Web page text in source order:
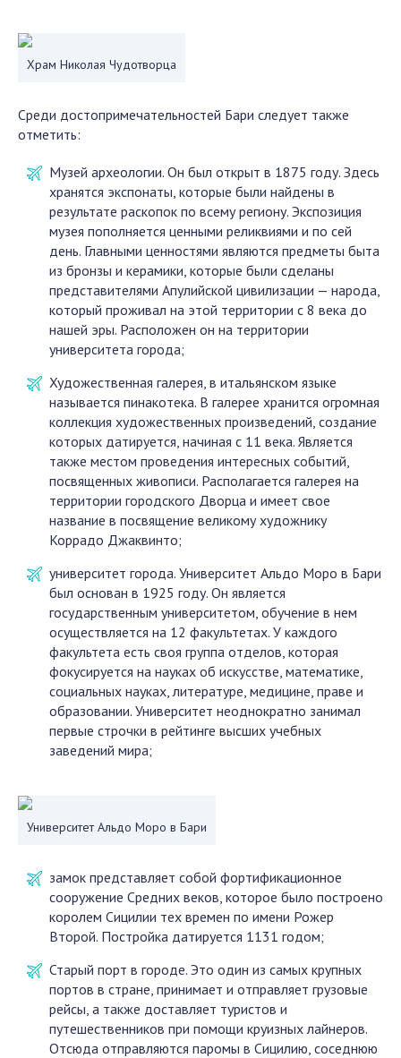
Храм Николая Чудотворца
Среди достопримечательностей Бари следует также
отметить:
Музей археологии. Он был открыт в 1875 году. Здесь
хранятся экспонаты, которые были найдены в
результате раскопок по всему региону. Экспозиция
музея пополняется ценными реликвиями и по сей
день. Главными ценностями являются предметы быта
из бронзы и керамики, которые были сделаны
представителями Апулийской цивилизации — народа,
который проживал на этой территории с 8 века до
нашей эры. Расположен он на территории
университета города;
Художественная галерея, в итальянском языке
называется пинакотека. В галерее хранится огромная
коллекция художественных произведений, создание
которых датируется, начиная с 11 века. Является
также местом проведения интересных событий,
посвященных живописи. Располагается галерея на
территории городского Дворца и имеет свое
название в посвящение великому художнику
Коррадо Джаквинто;
университет города. Университет Альдо Моро в Бари
был основан в 1925 году. Он является
государственным университетом, обучение в нем
осуществляется на 12 факультетах. У каждого
факультета есть своя группа отделов, которая
фокусируется на науках об искусстве, математике,
социальных науках, литературе, медицине, праве и
образовании. Университет неоднократно занимал
первые строчки в рейтинге высших учебных
заведений мира;
Университет Альдо Моро в Бари
замок представляет собой фортификационное
сооружение Средних веков, которое было построено
королем Сицилии тех времен по имени Рожер
Второй. Постройка датируется 1131 годом;
Старый порт в городе. Это один из самых крупных
портов в стране, принимает и отправляет грузовые
рейсы, а также доставляет туристов и
путешественников при помощи круизных лайнеров.
Отсюда отправляются паромы в Сицилию, соседнюю